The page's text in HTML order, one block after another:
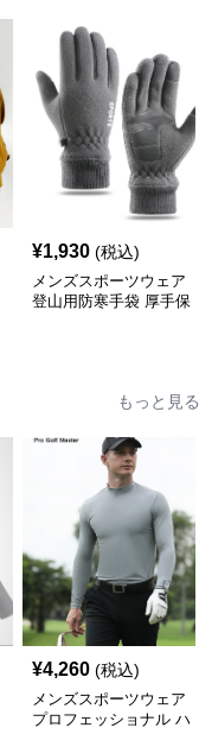
¥1,930 (税込)
メンズスポーツウェア
登山用防寒手袋 厚手保
もっと見る
¥4,260 (税込)
メンズスポーツウェア
プロフェッショナル ハ